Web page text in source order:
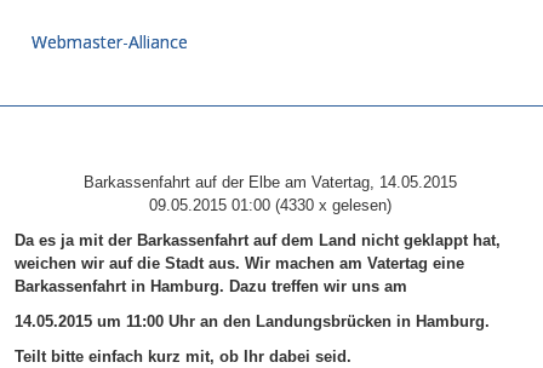
Webmaster-Alliance
Barkassenfahrt auf der Elbe am Vatertag, 14.05.2015
09.05.2015 01:00(4330 x gelesen)
Da es ja mit der Barkassenfahrt auf dem Land nicht geklappt hat,
weichen wir auf die Stadt aus. Wir machen am Vatertag eine
Barkassenfahrt in Hamburg. Dazu treffen wir uns am
14.05.2015 um 11:00 Uhr an den Landungsbrücken in Hamburg.
Teilt bitte einfach kurz mit, ob Ihr dabei seid.